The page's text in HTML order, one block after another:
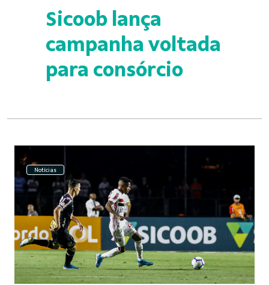
Sicoob lança
campanha voltada
para consórcio
Notícias